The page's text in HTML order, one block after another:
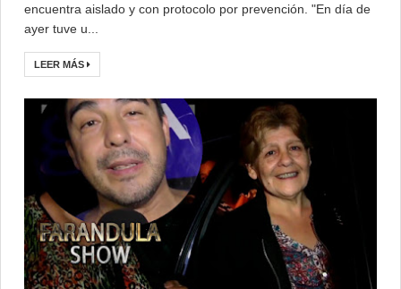
encuentra aislado y con protocolo por prevención. "En día de
ayer tuve u...
LEER MÁS